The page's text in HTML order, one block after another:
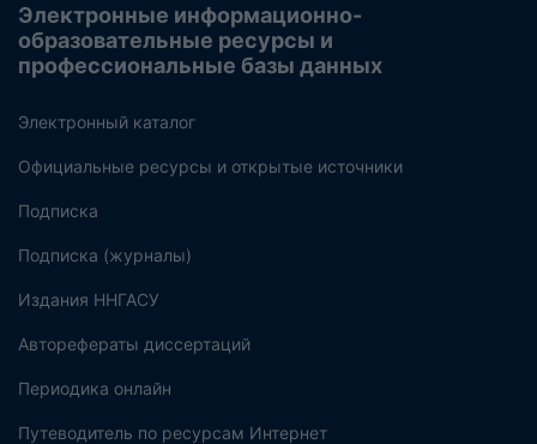
Электронные информационно-
образовательные ресурсы и
профессиональные базы данных
Электронный каталог
Официальные ресурсы и открытые источники
Подписка
Подписка (журналы)
Издания ННГАСУ
Авторефераты диссертаций
Периодика онлайн
Путеводитель по ресурсам Интернет